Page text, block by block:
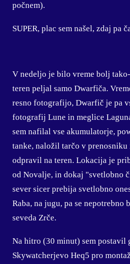
počnem).
SUPER, plac sem našel, zdaj pa
V nedeljo je bilo vreme bolj
teren peljal samo Dwarfiča.
resno fotografijo, Dwarfič je pa
fotografij Lune in meglice
sem nafilal vse akumulatorje,
tanke, naložil tarčo v prenosniku
odpravil na teren. Lokacija je
od Novalje, in dokaj "svetlobno
sever sicer prebija svetlobno
Raba, na jugu, pa se nepotrebno
seveda Zrče.
Na hitro (30 minut) sem postavil
Skywatcherjevo Heq5 pro